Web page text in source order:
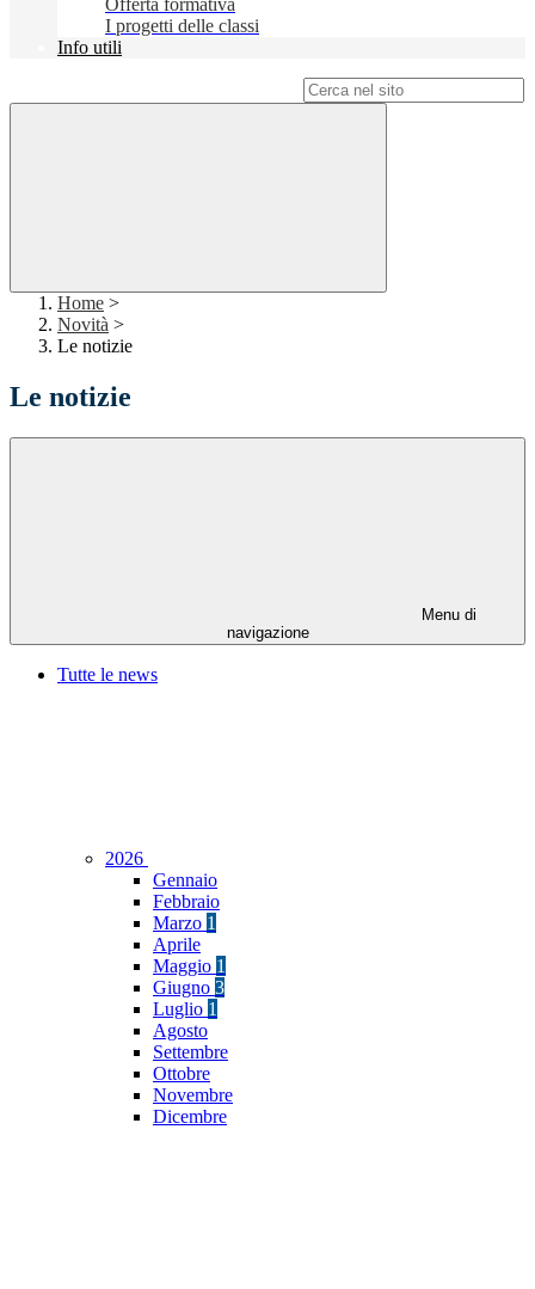
Offerta formativa
I progetti delle classi
Info utili
Home >
Novità >
Le notizie
Le notizie
Menu di
navigazione
Tutte le news
2026
Gennaio
Febbraio
Marzo 1
Aprile
Maggio 1
Giugno 3
Luglio 1
Agosto
Settembre
Ottobre
Novembre
Dicembre